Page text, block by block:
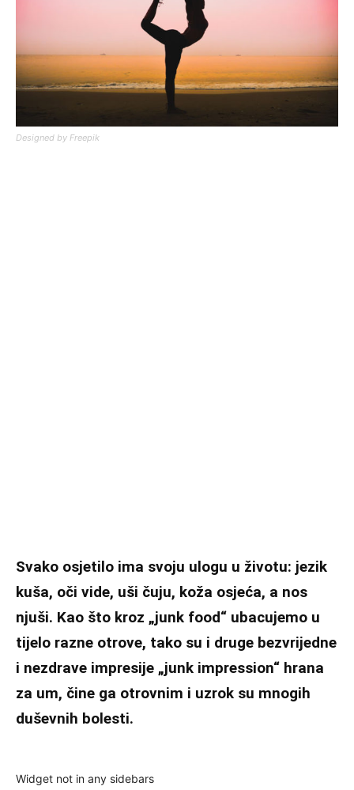
Designed by Freepik
Svako osjetilo ima svoju ulogu u životu: jezik
kuša, oči vide, uši čuju, koža osjeća, a nos
njuši. Kao što kroz „junk food“ ubacujemo u
tijelo razne otrove, tako su i druge bezvrijedne
i nezdrave impresije „junk impression“ hrana
za um, čine ga otrovnim i uzrok su mnogih
duševnih bolesti.
Widget not in any sidebars